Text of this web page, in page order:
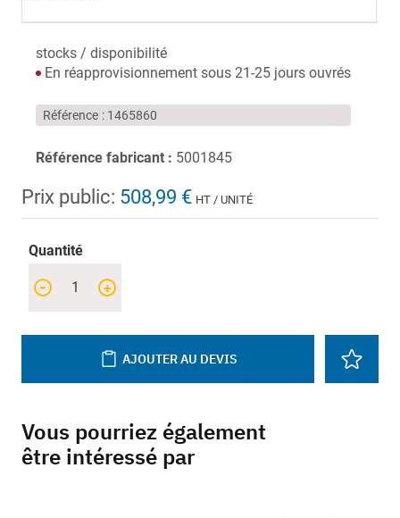
stocks / disponibilité
En réapprovisionnement sous 21-25 jours ouvrés
Référence 1465860
Référence fabricant : 5001845
Prix public: 508,99 € HT / UNITÉ
Quantité
+
-
AJOUTER AU DEVIS
Vous pourriez également
être intéressé par